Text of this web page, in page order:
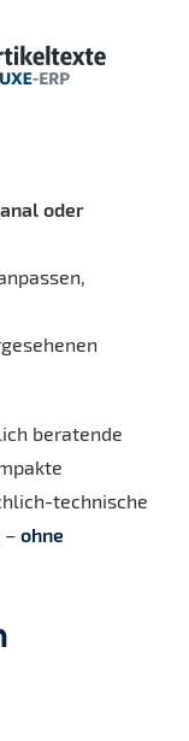
oder
beratende
technische
– ohne